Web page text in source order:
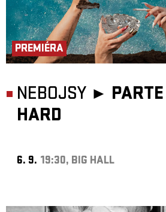
PREMIÉRA
NEBOJSY ► PARTE
HARD
6. 9. 19:30, BIG HALL